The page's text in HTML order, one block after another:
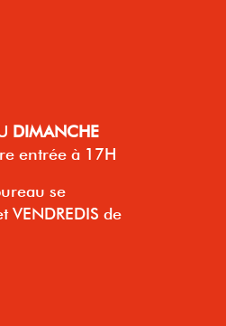
DIMANCHE
entrée à 17H
se
VENDREDIS de